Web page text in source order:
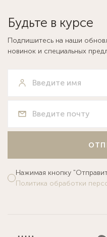
Будьте в курсе
Подпишитесь на наши
новинок и специальных
Нажимая кнопку
Политика обработки